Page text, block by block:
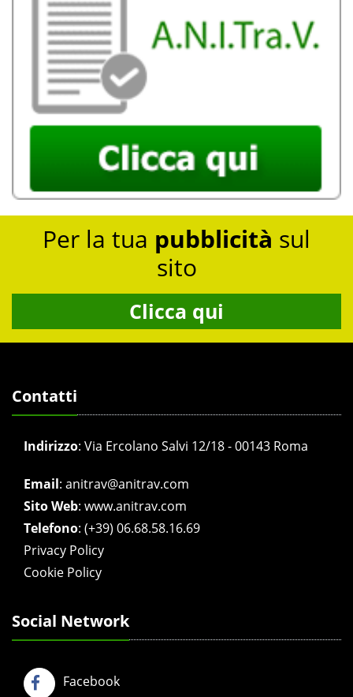
Per la tua pubblicità sul
sito
Clicca qui
Contatti
Indirizzo: Via Ercolano Salvi 12/18 - 00143 Roma
Email: anitrav@anitrav.com
Sito Web: www.anitrav.com
Telefono: (+39) 06.68.58.16.69
Privacy Policy
Cookie Policy
Social Network
Facebook